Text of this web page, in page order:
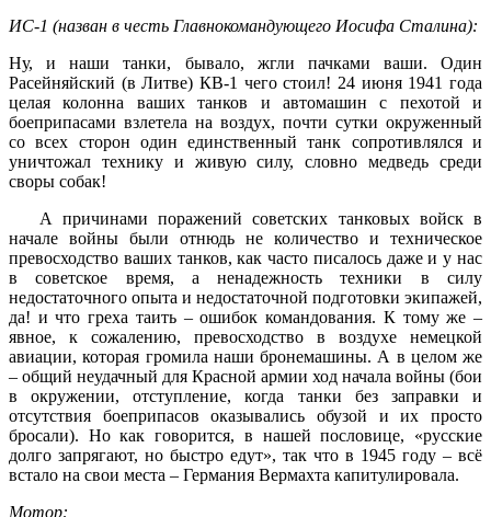
ИС-1 (назван в честь Главнокомандующего Иосифа Сталина):
Ну, и наши танки, бывало, жгли пачками ваши. Один
Расейняйский (в Литве) КВ-1 чего стоил! 24 июня 1941 года
целая колонна ваших танков и автомашин с пехотой и
боеприпасами взлетела на воздух, почти сутки окруженный
со всех сторон один единственный танк сопротивлялся и
уничтожал технику и живую силу, словно медведь среди
своры собак!
А причинами поражений советских танковых войск в
начале войны были отнюдь не количество и техническое
превосходство ваших танков, как часто писалось даже и у нас
в советское время, а ненадежность техники в силу
недостаточного опыта и недостаточной подготовки экипажей,
да! и что греха таить – ошибок командования. К тому же –
явное, к сожалению, превосходство в воздухе немецкой
авиации, которая громила наши бронемашины. А в целом же
– общий неудачный для Красной армии ход начала войны (бои
в окружении, отступление, когда танки без заправки и
отсутствия боеприпасов оказывались обузой и их просто
бросали). Но как говорится, в нашей пословице, «русские
долго запрягают, но быстро едут», так что в 1945 году – всё
встало на свои места – Германия Вермахта капитулировала.
Мотор: